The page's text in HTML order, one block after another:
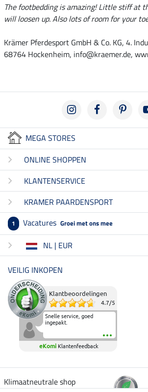
The footbedding is amazing! Little stiff at
will loosen up. Also lots of room for your
Krämer Pferdesport GmbH & Co. KG, 4.
68764 Hockenheim, info@kraemer.de,
MEGA STORES
ONLINE SHOPPEN
KLANTENSERVICE
KRAMER PAARDENSPORT
1 Vacatures Groei met ons mee
NL | EUR
VEILIG INKOPEN
Klantbeoordelingen
4.7/5
Snelle service, goed
ingepakt.
eKomi Klantenfeedback
Klimaatneutrale shop